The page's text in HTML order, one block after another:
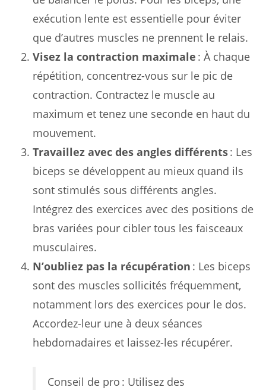
exécution lente est essentielle pour éviter
que d’autres muscles ne prennent le relais.
Visez la contraction maximale : À chaque
répétition, concentrez-vous sur le pic de
contraction. Contractez le muscle au
maximum et tenez une seconde en haut du
mouvement.
Travaillez avec des angles différents: Les
biceps se développent au mieux quand ils
sont stimulés sous différents angles.
Intégrez des exercices avec des positions de
bras variées pour cibler tous les faisceaux
musculaires.
N’oubliez pas la récupération : Les biceps
sont des muscles sollicités fréquemment,
notamment lors des exercices pour le dos.
Accordez-leur une à deux séances
hebdomadaires et laissez-les récupérer.
Conseil de pro : Utilisez des